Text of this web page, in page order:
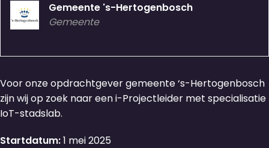
Gemeente 's-Hertogenbosch
Gemeente
Voor onze opdrachtgever gemeente ‘s-Hertogenbosch
zijn wij op zoek naar een i-Projectleider met specialisatie
IoT-stadslab.
Startdatum:1 mei 2025